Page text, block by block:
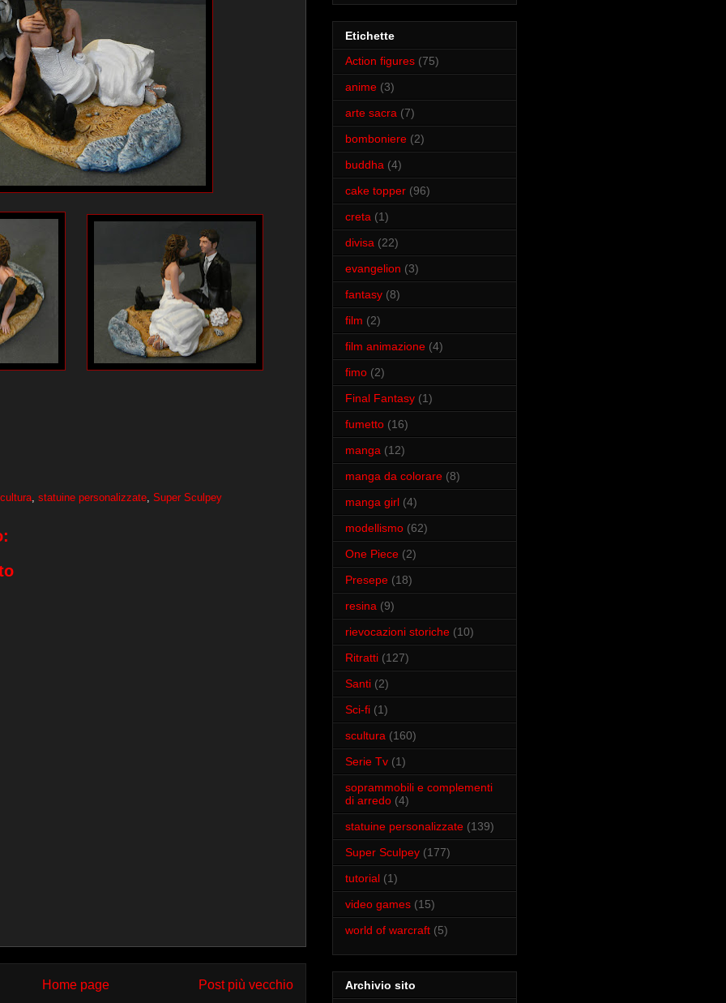
, statuine personalizzate, Super Sculpey
Post più vecchio
Home page
Etichette
Action figures (75)
anime (3)
arte sacra (7)
bomboniere (2)
buddha (4)
cake topper (96)
creta (1)
divisa (22)
evangelion (3)
fantasy (8)
film (2)
film animazione (4)
fimo (2)
Final Fantasy (1)
fumetto (16)
manga (12)
manga da colorare (8)
manga girl (4)
modellismo (62)
One Piece (2)
Presepe (18)
resina (9)
rievocazioni storiche (10)
Ritratti (127)
Santi (2)
Sci-fi (1)
scultura (160)
Serie Tv (1)
soprammobili e complementi
di arredo (4)
statuine personalizzate (139)
Super Sculpey (177)
tutorial (1)
video games (15)
world of warcraft (5)
Archivio sito